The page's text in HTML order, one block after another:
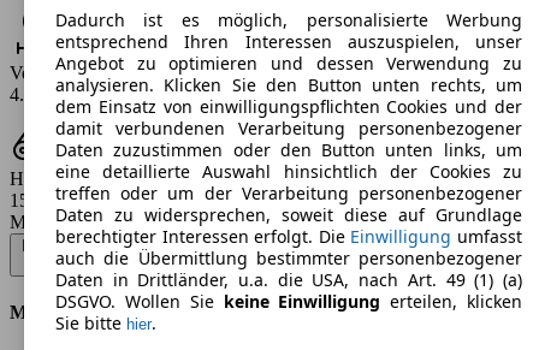
Verbrauch
4.6 - 9.5 l/100km
Hubraum
1598 - 1956 ccm
Modellbezeichnung:
Insignia 1.6 CDTI Sports Tourer Aut. Sport - 100 KW (136 PS) (2016/01
- 2017/02)▼
Motor & Leistung
Dadurch ist es möglich, personalisierte Werbung
entsprechend Ihren Interessen auszuspielen, unser
Angebot zu optimieren und dessen Verwendung zu
analysieren. Klicken Sie den Button unten rechts, um
dem Einsatz von einwilligungspflichten Cookies und der
damit verbundenen Verarbeitung personenbezogener
Daten zuzustimmen oder den Button unten links, um
eine detaillierte Auswahl hinsichtlich der Cookies zu
treffen oder um der Verarbeitung personenbezogener
Daten zu widersprechen, soweit diese auf Grundlage
berechtigter Interessen erfolgt. Die Einwilligung umfasst
auch die Übermittlung bestimmter personenbezogener
Daten in Drittländer, u.a. die USA, nach Art. 49 (1) (a)
DSGVO. Wollen Sie keine Einwilligung erteilen, klicken
Sie bitte hier.